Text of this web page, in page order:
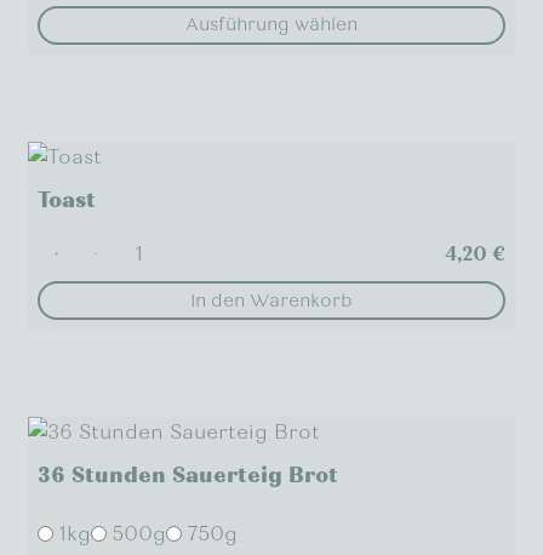
Ausführung wählen
mehrere
auf.
können
gewählt
Toast
+ - 4,20€
In den Warenkorb
36 Stunden Sauerteig Brot
1kg 500g 750g